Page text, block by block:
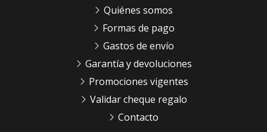
Quiénes somos
Formas de pago
Gastos de envío
Garantía y devoluciones
Promociones vigentes
Validar cheque regalo
Contacto